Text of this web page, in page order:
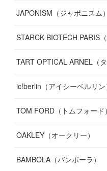
JAPONISM（ジャポニスム）
STARCK BIOTECH PARIS
TART OPTICAL ARNEL（
ic!berlin（アイシーベルリン
TOM FORD（トムフォード）
OAKLEY（オークリー）
BAMBOLA（バンボーラ）